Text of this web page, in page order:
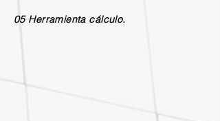
05 Herramienta cálculo.